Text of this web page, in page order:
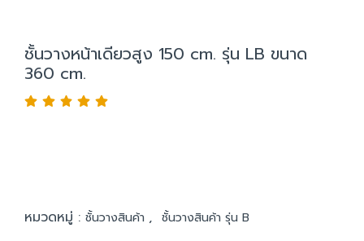
ชั้นวางหน้าเดียวสูง 150 cm. รุ่น LB ขนาด
360 cm.
หมวดหมู่ : ชั้นวางสินค้า , ชั้นวางสินค้า รุ่น B